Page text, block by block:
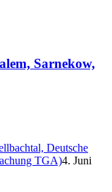
Sarnekow,
Deutsche
TGA)4. Juni